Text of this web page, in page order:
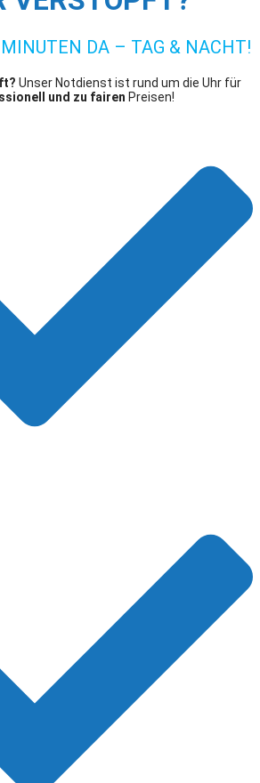
DA – TAG & NACHT!
Unser Notdienst ist rund um die Uhr für
und zu fairen Preisen!